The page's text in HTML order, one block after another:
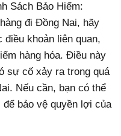
Sách Bảo Hiểm:
đi Đồng Nai, hãy
khoản liên quan,
hàng hóa. Điều này
sự cố xảy ra trong quá
Nếu cần, bạn có thể
bảo vệ quyền lợi của